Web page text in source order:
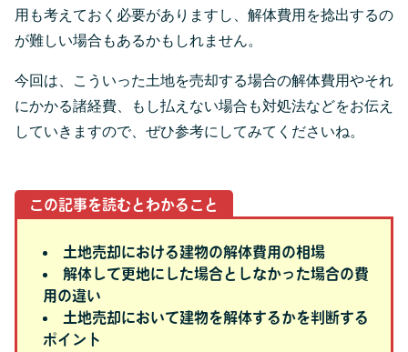
用も考えておく必要がありますし、解体費用を捻出するの
が難しい場合もあるかもしれません。
今回は、こういった土地を売却する場合の解体費用やそれ
にかかる諸経費、もし払えない場合も対処法などをお伝え
していきますので、ぜひ参考にしてみてくださいね。
この記事を読むとわかること
土地売却における建物の解体費用の相場
解体して更地にした場合としなかった場合の費
用の違い
土地売却において建物を解体するかを判断する
ポイント